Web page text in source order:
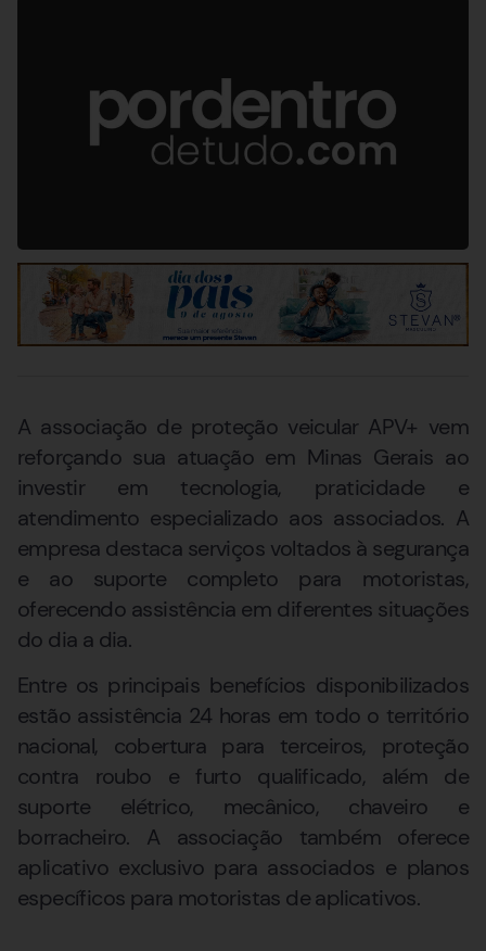
A associação de proteção veicular APV+ vem
reforçando sua atuação em Minas Gerais ao
investir em tecnologia, praticidade e
atendimento especializado aos associados. A
empresa destaca serviços voltados à segurança
e ao suporte completo para motoristas,
oferecendo assistência em diferentes situações
do dia a dia.
Entre os principais benefícios disponibilizados
estão assistência 24 horas em todo o território
nacional, cobertura para terceiros, proteção
contra roubo e furto qualificado, além de
suporte elétrico, mecânico, chaveiro e
borracheiro. A associação também oferece
aplicativo exclusivo para associados e planos
específicos para motoristas de aplicativos.